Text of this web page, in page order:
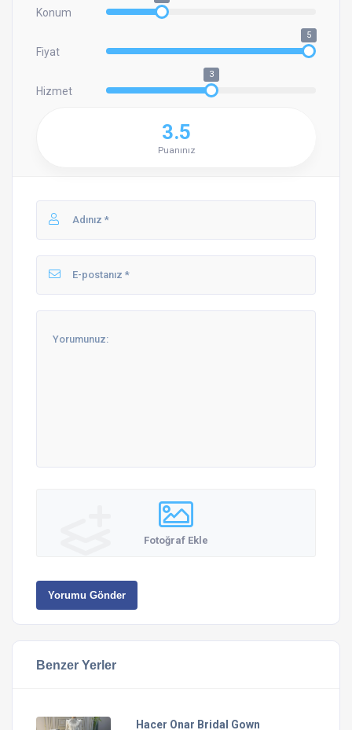
Konum
Fiyat
5
Hizmet
3
3.5
Puanınız
Fotoğraf Ekle
Yorumu Gönder
Benzer Yerler
Hacer Onar Bridal Gown